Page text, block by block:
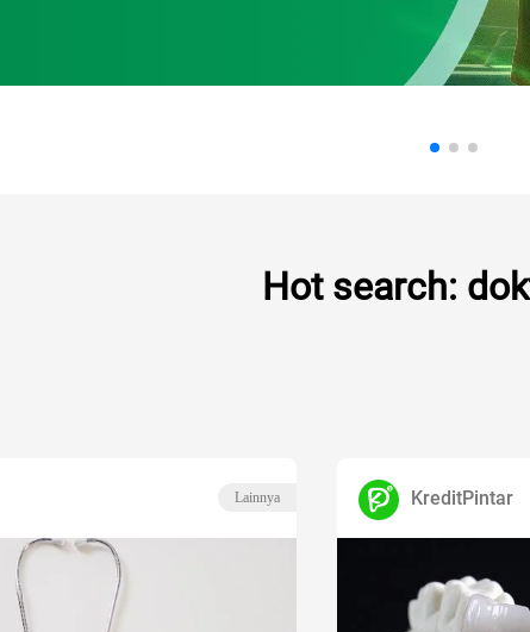
Hot search:
Lainnya KreditPintar